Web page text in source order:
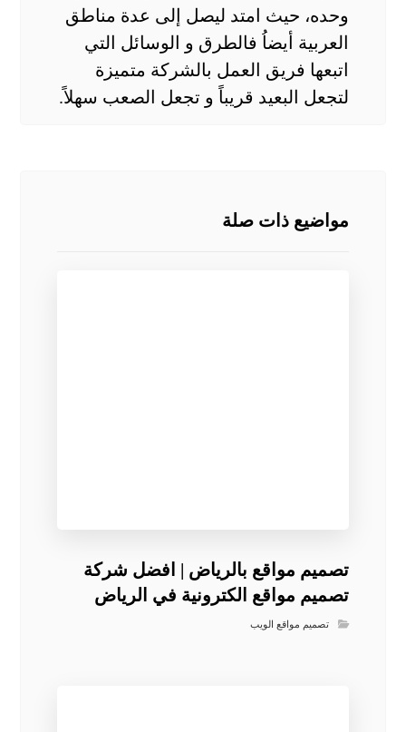
وحده، حيث امتد ليصل إلى عدة مناطق
العربية أيضاُ فالطرق و الوسائل التي
اتبعها فريق العمل بالشركة متميزة
لتجعل البعيد قريباً و تجعل الصعب سهلاً.
مواضيع ذات صلة
تصميم مواقع بالرياض | افضل شركة
تصميم مواقع الكترونية في الرياض
تصميم مواقع الويب